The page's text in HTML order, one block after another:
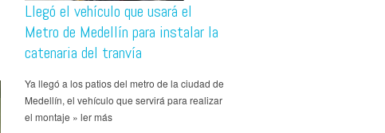
Llegó el vehículo que usará el
Metro de Medellín para instalar la
catenaria del tranvía
Ya llegó a los patios del metro de la ciudad de
Medellín, el vehículo que servirá para realizar
el montaje » ler más